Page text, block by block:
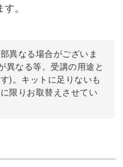
。
異なる場合がございま
異なる等。受講の用途と
)。キットに足りないも
限りお取替えさせてい